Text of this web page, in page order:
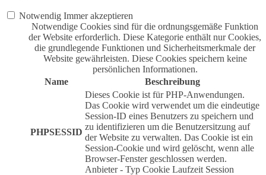
Notwendig Immer akzeptieren
Notwendige Cookies sind für die ordnungsgemäße Funktion
der Website erforderlich. Diese Kategorie enthält nur Cookies,
die grundlegende Funktionen und Sicherheitsmerkmale der
Website gewährleisten. Diese Cookies speichern keine
persönlichen Informationen.
Name
Beschreibung
PHPSESSID
Dieses Cookie ist für PHP-Anwendungen.
Das Cookie wird verwendet um die eindeutige
Session-ID eines Benutzers zu speichern und
zu identifizieren um die Benutzersitzung auf
der Website zu verwalten. Das Cookie ist ein
Session-Cookie und wird gelöscht, wenn alle
Browser-Fenster geschlossen werden.
Anbieter - Typ Cookie Laufzeit Session